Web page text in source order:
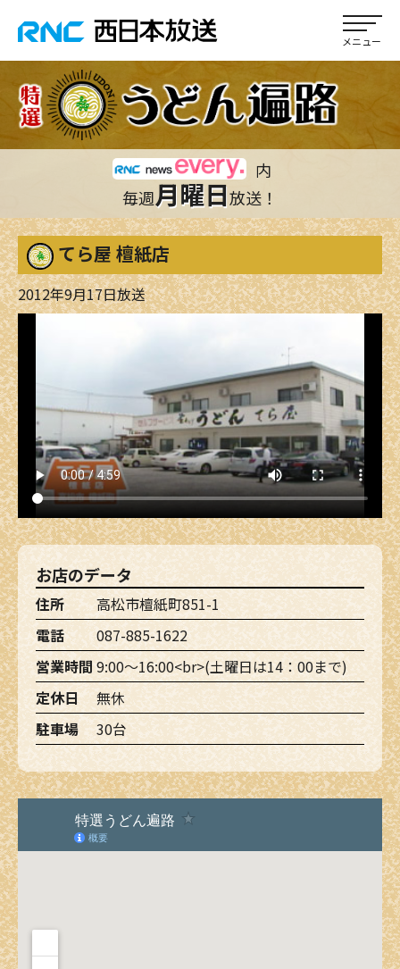
内
毎週月曜日放送！
てら屋 檀紙店
2012年9月17日放送
お店のデータ
住所
高松市檀紙町851-1
電話
087-885-1622
営業時間 9:00～16:00<br>(土曜日は14：00まで)
定休日
無休
駐車場
30台